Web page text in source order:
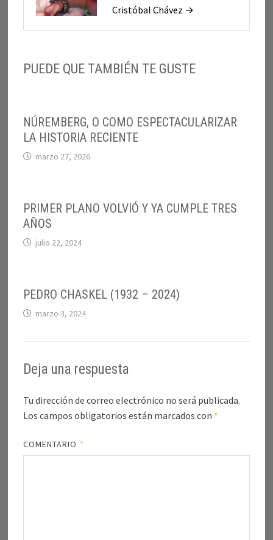
Cristóbal Chávez →
PUEDE QUE TAMBIÉN TE GUSTE
NÚREMBERG, O COMO ESPECTACULARIZAR
LA HISTORIA RECIENTE
marzo 27, 2026
PRIMER PLANO VOLVIÓ Y YA CUMPLE TRES
AÑOS
julio 22, 2024
PEDRO CHASKEL (1932 – 2024)
marzo 3, 2024
Deja una respuesta
Tu dirección de correo electrónico no será publicada.
Los campos obligatorios están marcados con *
COMENTARIO *